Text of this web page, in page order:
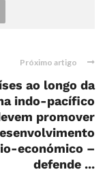
Próximo artigo
ao longo da
indo-pacífico
promover
económico –
defende ...